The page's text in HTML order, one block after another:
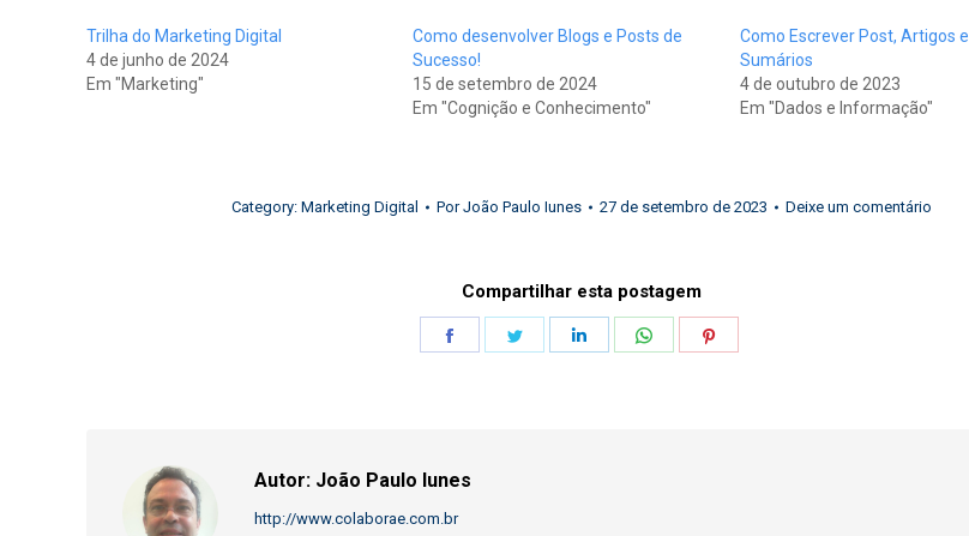
Trilha do Marketing Digital
4 de junho de 2024
Em "Marketing"
Como desenvolver Blogs e Posts de
Sucesso!
15 de setembro de 2024
Em "Cognição e Conhecimento"
Como Escrever Post, Artigos e
Sumários
4 de outubro de 2023
Em "Dados e Informação"
Category: Marketing Digital PorJoão Paulo Iunes 27 de setembro de 2023 Deixe um comentário
Compartilhar esta postagem
Share
Share
Autor: João Paulo Iunes
http://www.colaborae.com.br